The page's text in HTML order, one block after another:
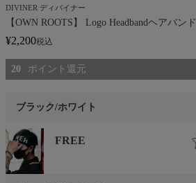
DIVINER ディバイナー
【OWN ROOTS】 Logo Headbandヘアバンド
¥2,200税込
20
ブラック/ホワイト
FREE